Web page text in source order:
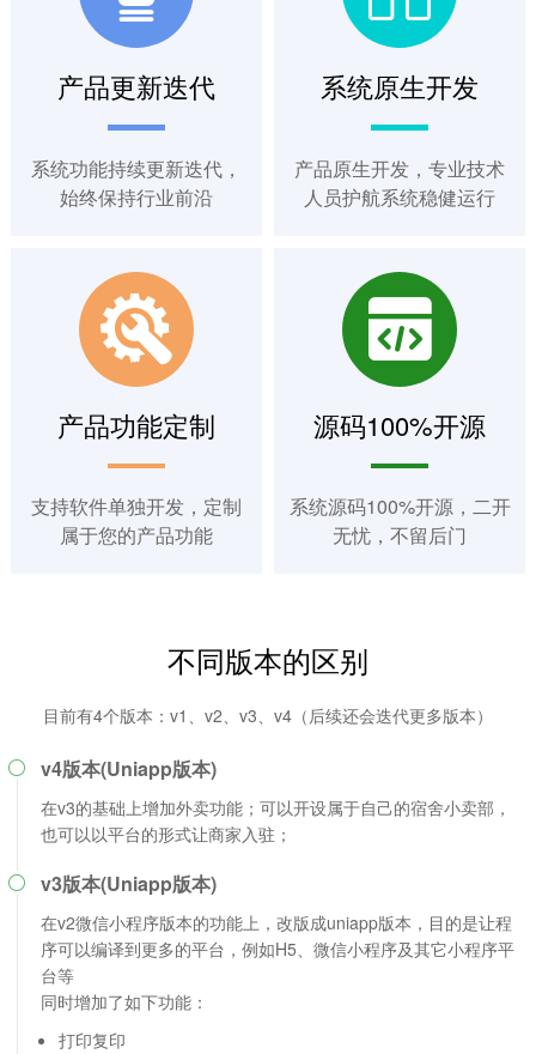
产品更新迭代
系统功能持续更新迭代，
始终保持行业前沿
系统原生开发
产品原生开发，专业技术
人员护航系统稳健运行
产品功能定制
支持软件单独开发，定制
属于您的产品功能
源码100%开源
系统源码100%开源，二开
无忧，不留后门
不同版本的区别
目前有4个版本：v1、v2、v3、v4（后续还会迭代更多版本）
 v4版本(Uniapp版本)
在v3的基础上增加外卖功能；可以开设属于自己的宿舍小卖部，
也可以以平台的形式让商家入驻；
 v3版本(Uniapp版本)
在v2微信小程序版本的功能上，改版成uniapp版本，目的是让程
序可以编译到更多的平台，例如H5、微信小程序及其它小程序平
台等
同时增加了如下功能：
打印复印